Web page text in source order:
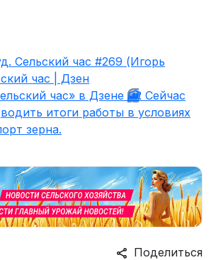
Сельский час #269 (Игорь
час | Дзен
час» в Дзене 🎦: Сейчас
итоги работы в условиях
зерна.
Поделиться